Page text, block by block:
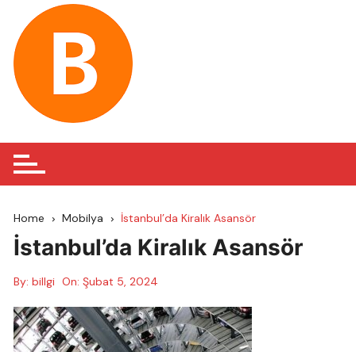
content
Home Mobilya İstanbul’da Kiralık Asansör
İstanbul’da Kiralık Asansör
By: billgi On:Şubat 5, 2024